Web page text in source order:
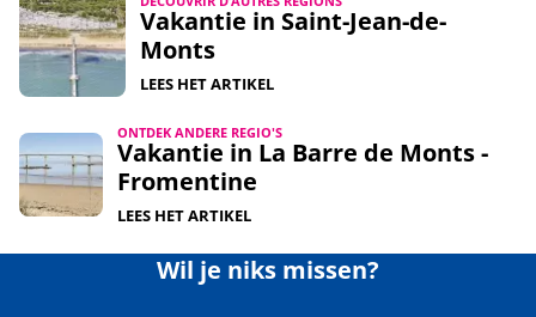
Vakantie in Saint-Jean-de-
Monts
LEES HET ARTIKEL
ONTDEK ANDERE REGIO'S
Vakantie in La Barre de Monts -
Fromentine
LEES HET ARTIKEL
Wil je niks missen?